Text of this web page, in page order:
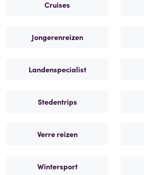
Cruises
Jongerenreizen
Landenspecialist
Stedentrips
Verre reizen
Wintersport